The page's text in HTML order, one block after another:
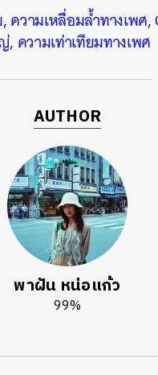
,ความเหลื่อมล้ำทางเพศ,
, ความเท่าเทียมทางเพศ
AUTHOR
พาฝัน หน่อแก้ว
99%